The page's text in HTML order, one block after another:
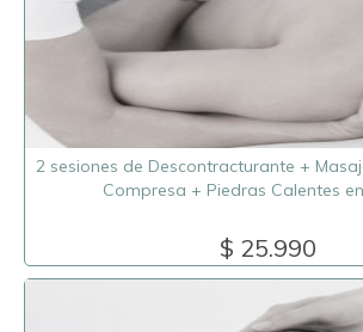
2 sesiones de Descontracturante +
Compresa + Piedras Calentes
$ 25.990